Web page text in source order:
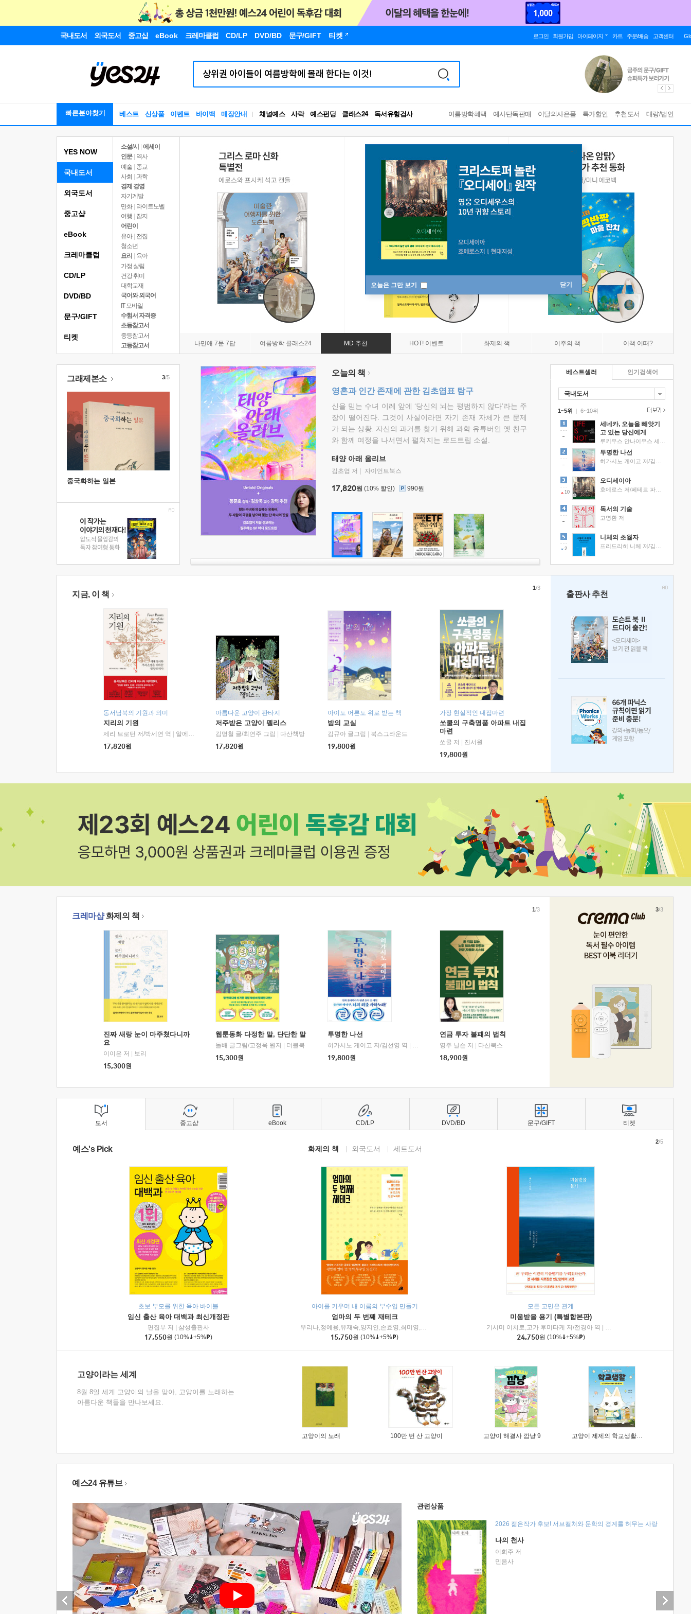
국내도서 외국도서 중고샵 eBook 크레마클럽 CD/LP DVD/BD 문구/GIFT 티켓 로그인 회원가입 마이페이지 카트 주문/배송 고객센터
빠른분야찾기 베스트 신상품 이벤트 바이백 매장안내 채널예스 사락 예스펀딩 클래스24
RBTI Lab
독서유형검사
여름방학혜택 예사단독판매 이달의사은품 특가할인 추천도서 대량/법인
오늘은 그만 보기 닫기
YES NOW
국내도서
소설/시
에세이
인문
역사
예술 | 종교
사회 | 과학
경제 경영
자기계발
만화 | 라이트노벨
여행
잡지
어린이
유아 | 전집
청소년
요리
육아
가정 살림
건강 취미
대학교재
국어와 외국어
IT 모바일
수험서 자격증
초등참고서
중등참고서
고등참고서
나민애 7문 7답 여름방학 클래스24 MD 추천 HOT! 이벤트 화제의 책 이주의 책 이책 어때?
외국도서
중고샵
eBook
크레마클럽
CD/LP
DVD/BD
문구/GIFT
티켓
그래제본소
중국화하는 일본
3/5 오늘의 책
영혼과 인간 존재에 관한 김초엽표 탐구
신을 믿는 수녀 이레 앞에 ‘당신의 뇌는 평범하지 않다’라는 주
장이 떨어진다. 그것이 사실이라면 자기 존재 자체가 큰 문제
가 되는 상황. 자신의 과거를 찾기 위해 과학 유튜버인 옛 친구
와 함께 여정을 나서면서 펼쳐지는 로드트립 소설.
태양 아래 올리브
김초엽 저 자이언트북스
17,820원 (10% 할인) 990원
베스트셀러
국내도서
1~5위 |
세네카, 오늘을 빼앗기
고 있는 당신에게
투명한 나선
10
오디세이아
독서의 기술
고명환 저
2
니체의 초월자
6~10위
인기검색어
지금, 이 책
동서남북의 기원과 의미
지리의 기원
제리 브로턴 저/박세연 역
알에이치코리아(RHK)
17,820원
아름다운 고양이 판타지
저주받은 고양이 펠리스
김명철 글/최연주 그림
다산책방
17,820원
아이도 어른도 위로 받는 책
밤의 교실
김규아 글그림
북스그라운드
19,800원
가장 현실적인 내집마련
쏘쿨의 구축명품 아파트 내집
마련
쏘쿨 저
진서원
19,800원
1/3
출판사 추천
크레마샵화제의 책
진짜 새랑 눈이 마주쳤다니까
요
이이은 저
보리
15,300원
웹툰동화 다정한 말, 단단한 말
돌배 글그림/고정욱 원저
더블북
15,300원
투명한 나선
히가시노 게이고 저/김선영 역
북다
19,800원
연금 투자 불패의 법칙
영주 닐슨 저
다산북스
18,900원
1/3 3/3
도서
예스's Pick 화제의 책 외국도서 세트도서
초보 부모를 위한 육아 바이블
임신 출산 육아 대백과 최신개정판
편집부 저
삼성출판사
17,550원 (10% +5% )
아이를 키우며 내 이름의 부수입 만들기
엄마의 두 번째 재테크
우리나,정예용,유재숙,양지인,손효영,최미영,조민주,이진현,차미숙,서미숙 저 | 제이브리즈북스
15,750원 (10% +5% )
모든 고민은 관계
미움받을 용기 (특별합본판)
기시미 이치로,고가 후미타케 저/전경아 역
인플루엔셜
24,750원 (10% +5% )
2/5
고양이라는 세계
8월 8일 세계 고양이의 날을 맞아, 고양이를 노래하는
아름다운 책들을 만나보세요.
고양이의 노래 100만 번 산 고양이 고양이 해결사 깜냥 9 고양이 제제의 학교생활 1 : 초등학생이 이렇게 힘들 줄이야
중고샵 eBook CD/LP DVD/BD 문구/GIFT 티켓
예스24 유튜브
관련상품
2026 젊은작가 후보! 서브컬처와 문학의 경계를 허무는 사랑
나의 천사
이희주 저
민음사